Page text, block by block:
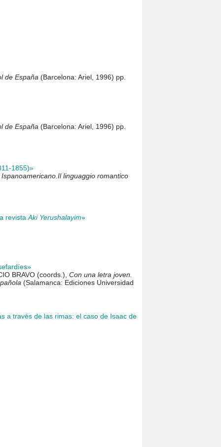
de España (Barcelona: Ariel, 1996) pp.
de España (Barcelona: Ariel, 1996) pp.
1855)»
linguaggio romantico
revista Aki Yerushalayim»
BRAVO (coords.), Con una letra joven.
(Salamanca: Ediciones Universidad
a través de las rimas: el caso de Isaac de